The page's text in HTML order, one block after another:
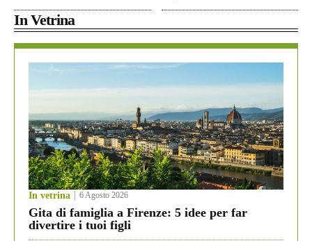
In Vetrina
In vetrina 6 Agosto 2026
Gita di famiglia a Firenze: 5 idee per far
divertire i tuoi figli